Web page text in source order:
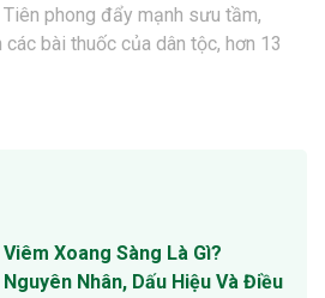
Tiên phong đẩy mạnh sưu tầm,
bài thuốc của dân tộc, hơn 13
Viêm Xoang Sàng Là Gì?
Nguyên Nhân, Dấu Hiệu Và Điều